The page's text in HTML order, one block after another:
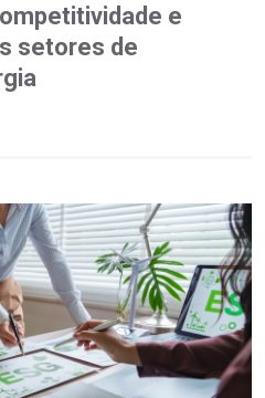
e
setores de